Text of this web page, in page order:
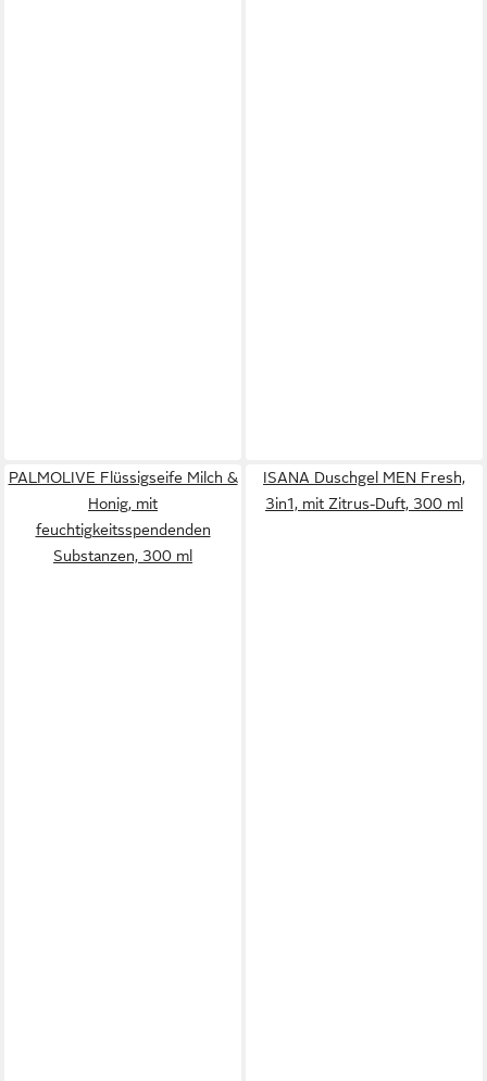
PALMOLIVE Flüssigseife Milch &
Honig, mit
feuchtigkeitsspendenden
Substanzen, 300 ml
ISANA Duschgel MEN Fresh,
3in1, mit Zitrus-Duft, 300 ml